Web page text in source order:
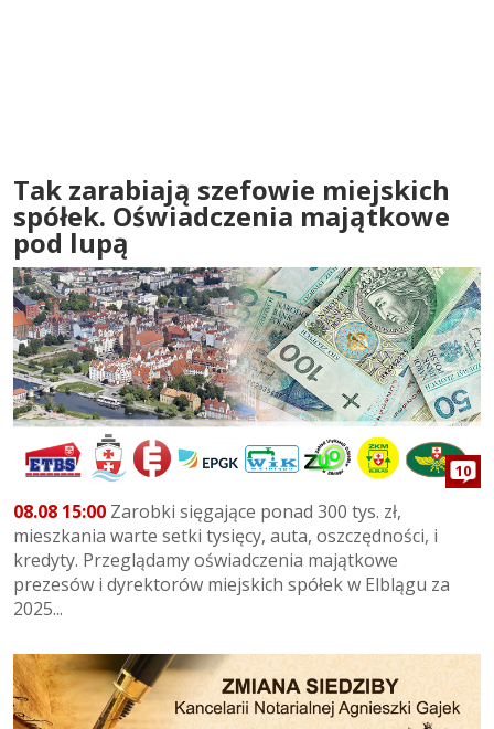
Tak zarabiają szefowie miejskich
spółek. Oświadczenia majątkowe
pod lupą
10
08.08 15:00 Zarobki sięgające ponad 300 tys. zł,
mieszkania warte setki tysięcy, auta, oszczędności, i
kredyty. Przeglądamy oświadczenia majątkowe
prezesów i dyrektorów miejskich spółek w Elblągu za
2025...